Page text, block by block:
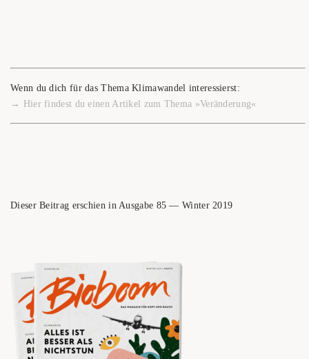
Wenn du dich für das The­ma Kli­ma­wan­del interessierst:
→ Hier fin­dest du einen Arti­kel zum The­ma »Ver­än­de­rung«
Die­ser Bei­trag erschien in Aus­ga­be 85 — Win­ter 2019